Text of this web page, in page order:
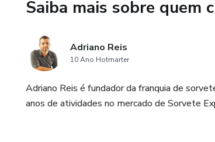
Saiba mais sobre quem
Adriano Reis
10 Ano Hotmarter
Adriano Reis é fundador da franquia de
anos de atividades no mercado de Sorvete